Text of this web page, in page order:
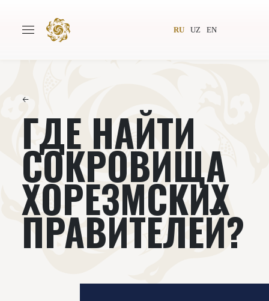
RU UZ EN
Авторы Всемирное общество
Издательство Новости
Проекты Подкасты
Книги Видеолекторий
←
ГДЕ НАЙТИ
СОКРОВИЩА
ХОРЕЗМСКИХ
ПРАВИТЕЛЕЙ?